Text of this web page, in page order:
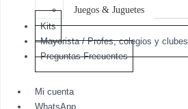
Juegos & Juguetes
Kits
Mayorista / Profes, colegios y clubes
Preguntas Frecuentes
Mi cuenta
WhatsApp